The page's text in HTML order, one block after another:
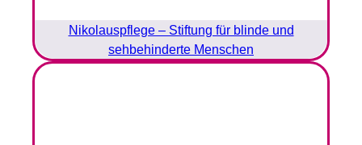
Nikolauspflege – Stiftung für blinde und
sehbehinderte Menschen